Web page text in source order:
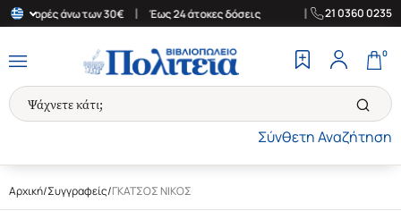
αγορές άνω των 30€ | Έως 24 άτοκες δόσεις Δωρεάν
21 0360 0235
Σύνθετη Αναζήτηση
0
Αρχική/Συγγραφείς/ΓΚΑΤΣΟΣ ΝΙΚΟΣ